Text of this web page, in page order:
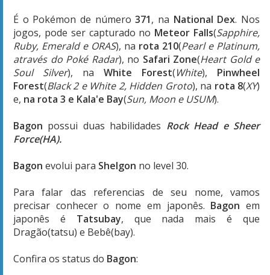
É o Pokémon de número371, na National Dex. Nos
jogos, pode ser capturado no Meteor Falls(Sapphire,
Ruby, Emerald e ORAS), na rota 210(Pearl e Platinum,
através do Poké Radar), no Safari Zone(Heart Gold e
Soul Silver), na White Forest(White), Pinwheel
Forest(Black 2 e White 2, Hidden Groto), na rota 8(XY)
e, na rota 3 e Kala'e Bay(Sun, Moon e USUM).
Bagon possui duas habilidades Rock Head e Sheer
Force(HA).
Bagon evolui para Shelgon no level 30.
Para falar das referencias de seu nome, vamos
precisar conhecer o nome em japonês. Bagon em
japonês é Tatsubay, que nada mais é que
Dragão(tatsu) e Bebê(bay).
Confira os status do Bagon: